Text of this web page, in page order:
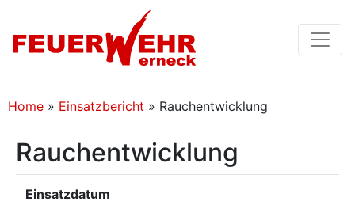
Home » Einsatzbericht » Rauchentwicklung
Rauchentwicklung
Einsatzdatum